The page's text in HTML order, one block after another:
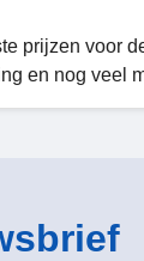
prijzen voor
en nog veel